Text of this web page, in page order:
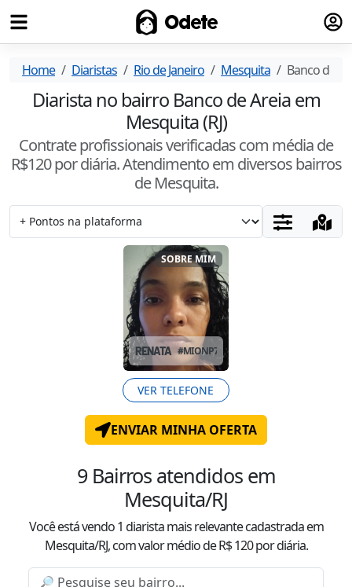
Odete
Home Diaristas Rio de Janeiro Mesquita Banco de
Diarista no bairro Banco de Areia em
Mesquita (RJ)
Contrate profissionais verificadas com média de
R$120por diária. Atendimentoem diversos bairros
de Mesquita.
SOBRE MIM
RENATA #MIONP7NS
VER TELEFONE
ENVIAR MINHA OFERTA
9 Bairros atendidos em
Mesquita/RJ
Você está vendo1 diarista mais relevante cadastrada em
Mesquita/RJ, com valormédiode R$120por diária.